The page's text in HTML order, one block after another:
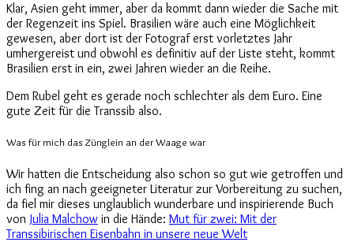
Klar, Asien geht immer, aber da kommt dann wieder die Sache mit
der Regenzeit ins Spiel. Brasilien wäre auch eine Möglichkeit
gewesen, aber dort ist der Fotograf erst vorletztes Jahr
umhergereist und obwohl es definitiv auf der Liste steht, kommt
Brasilien erst in ein, zwei Jahren wieder an die Reihe.
Dem Rubel geht es gerade noch schlechter als dem Euro. Eine
gute Zeit für die Transsib also.
Was für mich das Zünglein an der Waage war
Wir hatten die Entscheidung also schon so gut wie getroffen und
ich fing an nach geeigneter Literatur zur Vorbereitung zu suchen,
da fiel mir dieses unglaublich wunderbare und inspirierende Buch
von Julia Malchow in die Hände: Mut für zwei: Mit der
Transsibirischen Eisenbahn in unsere neue Welt